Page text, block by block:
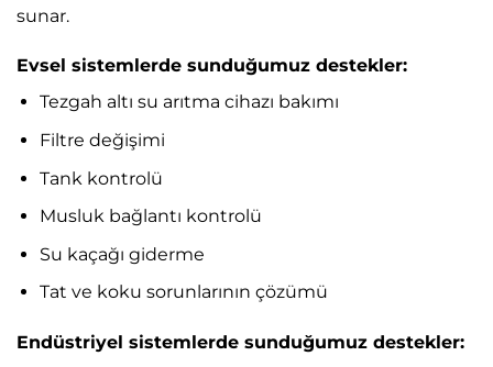
sunar.
Evsel sistemlerde sunduğumuz destekler:
Tezgah altı su arıtma cihazı bakımı
Filtre değişimi
Tank kontrolü
Musluk bağlantı kontrolü
Su kaçağı giderme
Tat ve koku sorunlarının çözümü
Endüstriyel sistemlerde sunduğumuz destekler: